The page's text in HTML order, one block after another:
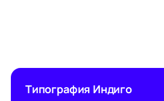
Типография Индиго